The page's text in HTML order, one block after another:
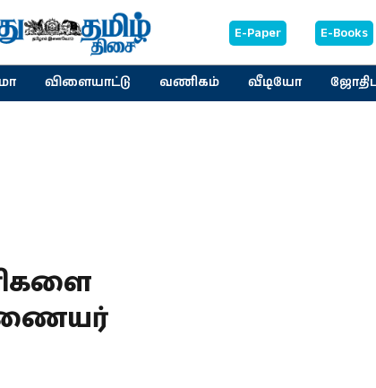
E-Paper E-Books
விளையாட்டு வணிகம் வீடியோ